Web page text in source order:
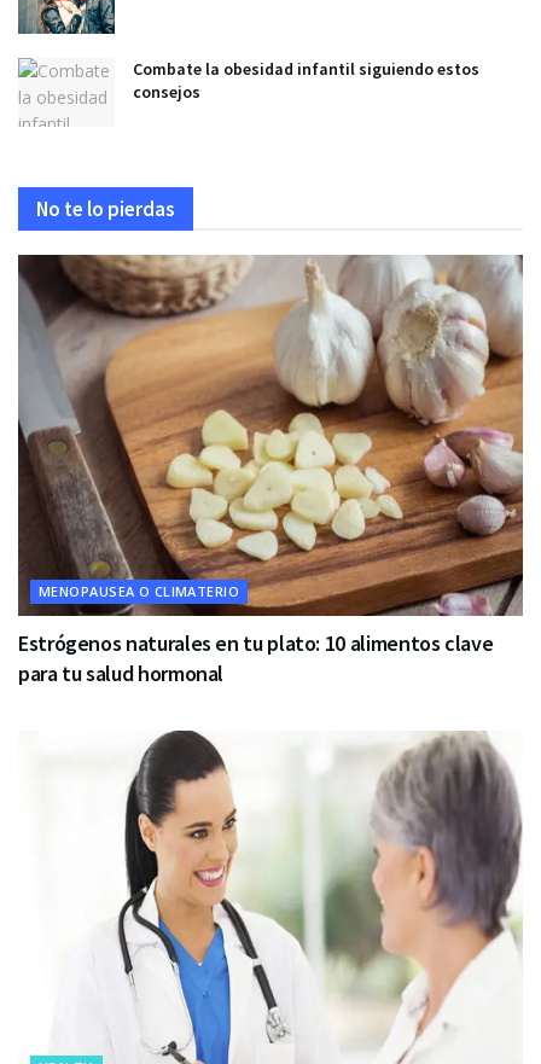
Combate la obesidad infantil siguiendo estos
consejos
No te lo pierdas
MENOPAUSEA O CLIMATERIO
Estrógenos naturales en tu plato: 10 alimentos clave
para tu salud hormonal